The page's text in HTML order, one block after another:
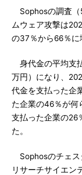
Sophosの調査（
ムウェア攻撃は
の37％から66％に
身代金の平均支
万円）になり、
代金を支払った企
た企業の46％が何
支払った企業の26
た。
Sophosのチェス
リサーチサイエン